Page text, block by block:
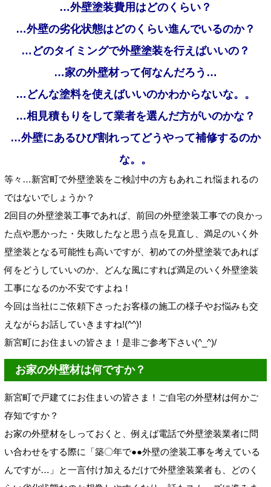
…外壁塗装費用はどのくらい？
…外壁の劣化状態はどのくらい進んでいるのか？
…どのタイミングで外壁塗装を行えばいいの？
…家の外壁材って何なんだろう…
…どんな塗料を使えばいいのかわからないな。。
…相見積もりをして業者を選んだ方がいのかな？
…外壁にあるひび割れってどうやって補修するのか
な。。
等々…新宮町で外壁塗装をご検討中の方もあれこれ悩まれるの
ではないでしょうか？
2回目の外壁塗装工事であれば、前回の外壁塗装工事での良かっ
た点や悪かった・失敗したなと思う点を見直し、満足のいく外
壁塗装となる可能性も高いですが、初めての外壁塗装であれば
何をどうしていいのか、どんな風にすれば満足のいく外壁塗装
工事になるのか不安ですよね！
今回は当社にご依頼下さったお客様の施工の様子やお悩みも交
えながらお話していきますね!(^^)!
新宮町にお住まいの皆さま！是非ご参考下さい(^_^)/
お家の外壁材は何ですか？
新宮町で戸建てにお住まいの皆さま！ご自宅の外壁材は何かご
存知ですか？
お家の外壁材をしっておくと、例えば電話で外壁塗装業者に問
い合わせをする際に「築〇年で●●外壁の塗装工事を考えている
んですが…」と一言付け加えるだけで外壁塗装業者も、どのく